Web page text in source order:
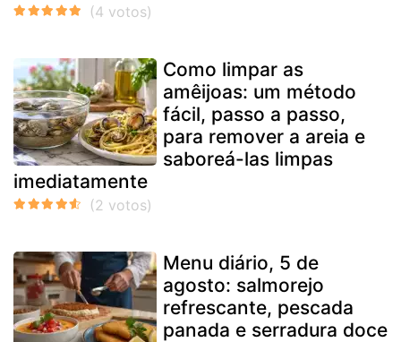
Como limpar as
amêijoas: um método
fácil, passo a passo,
para remover a areia e
saboreá-las limpas
imediatamente
Menu diário, 5 de
agosto: salmorejo
refrescante, pescada
panada e serradura doce